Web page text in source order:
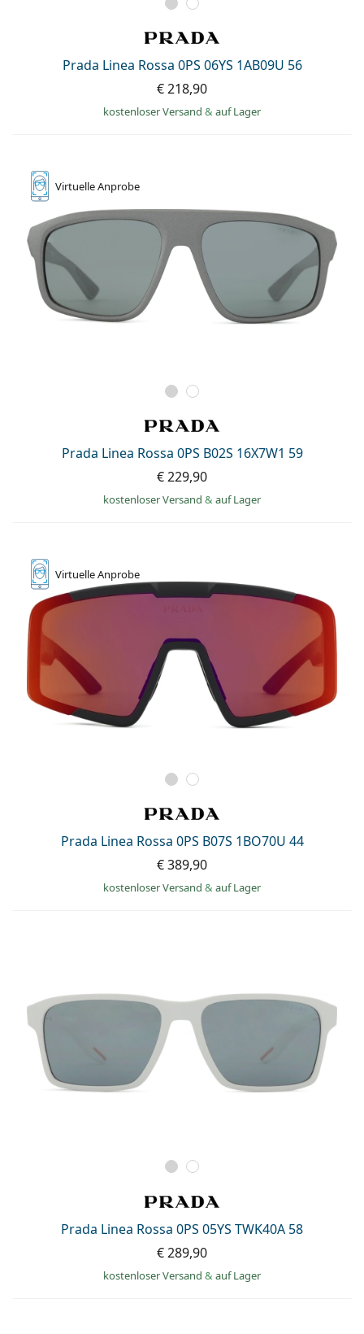
Prada Linea Rossa 0PS 06YS 1AB09U 56
€ 218,90
kostenloser Versand & auf Lager
VirtuelleAnprobe
Prada Linea Rossa 0PS B02S 16X7W1 59
€ 229,90
kostenloser Versand & auf Lager
VirtuelleAnprobe
Prada Linea Rossa 0PS B07S 1BO70U 44
€ 389,90
kostenloser Versand & auf Lager
Prada Linea Rossa 0PS 05YS TWK40A 58
€ 289,90
kostenloser Versand & auf Lager